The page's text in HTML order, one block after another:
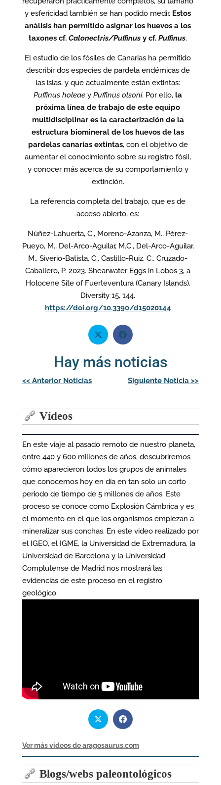
y esfericidad también se han podido medir. Estos
análisis han permitido asignar los huevos a los
taxones cf.Calonectris/Puffinus y cf.Puffinus.
El estudio de los fósiles de Canarias ha permitido
describir dos especies de pardela endémicas de
las islas, y que actualmente están extintas:
Puffinus holeae yPuffinus olsoni. Por ello, la
próxima línea de trabajo de este equipo
multidisciplinar es la caracterización de la
estructura biomineral de los huevos de las
pardelas canarias extintas, con el objetivo de
aumentar el conocimiento sobre su registro fósil,
y conocer más acerca de su comportamiento y
extinción.
La referencia completa del trabajo, que es de
acceso abierto, es:
Núñez-Lahuerta, C., Moreno-Azanza, M., Pérez-
Pueyo, M., Del-Arco-Aguilar, M.C., Del-Arco-Aguilar,
M., Siverio-Batista, C., Castillo-Ruiz, C., Cruzado-
Caballero, P. 2023. Shearwater Eggs in Lobos 3, a
Holocene Site of Fuerteventura (Canary Islands).
Diversity 15, 144.
https://doi.org/10.3390/d15020144
Hay más noticias
Navegación
de
<< Anterior Noticias Siguiente Noticia >>
Vídeos
En este viaje al pasado remoto de nuestro planeta,
entre 440 y 600 millones de años, descubriremos
cómo aparecieron todos los grupos de animales
que conocemos hoy en día en tan solo un corto
periodo de tiempo de 5 millones de años. Este
proceso se conoce como Explosión Cámbrica y es
el momento en el que los organismos empiezan a
mineralizar sus conchas. En este video realizado por
el IGEO, el IGME, la Universidad de Extremadura, la
Universidad de Barcelona y la Universidad
Complutense de Madrid nos mostrará las
evidencias de este proceso en el registro
geológico.
Ver más videos de aragosaurus.com
Blogs/webs paleontológicos